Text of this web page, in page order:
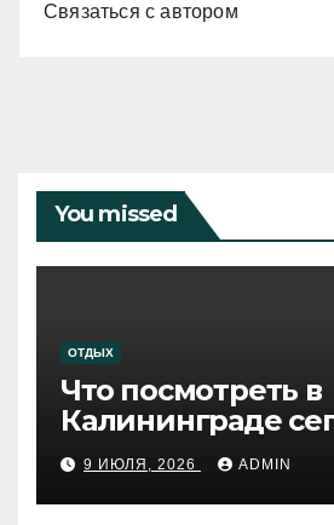
Связаться с автором
You missed
ОТДЫХ
Что посмотреть в
Калининграде
путеводитель по
западному городу
9 ИЮЛЯ, 2026 ADMIN